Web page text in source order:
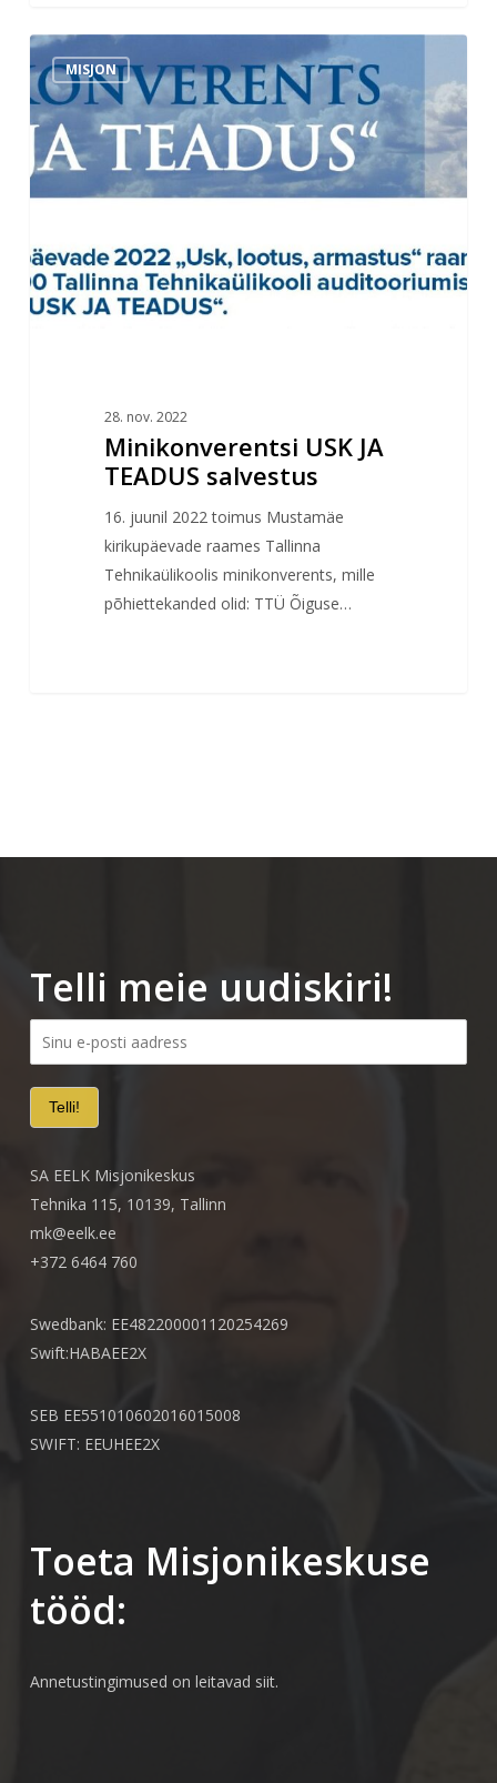
Minikonverentsi
USK
JA
TEADUS
salvestus
MISJON
28. nov. 2022
Minikonverentsi USK JA
TEADUS salvestus
16. juunil 2022 toimus Mustamäe
kirikupäevade raames Tallinna
Tehnikaülikoolis minikonverents, mille
põhiettekanded olid: TTÜ Õiguse…
Telli meie uudiskiri!
SA EELK Misjonikeskus
Tehnika 115, 10139, Tallinn
mk@eelk.ee
+372 6464 760
Swedbank: EE482200001120254269
Swift:HABAEE2X
SEB EE551010602016015008
SWIFT: EEUHEE2X
Toeta Misjonikeskuse
tööd:
Annetustingimused on leitavad siit.